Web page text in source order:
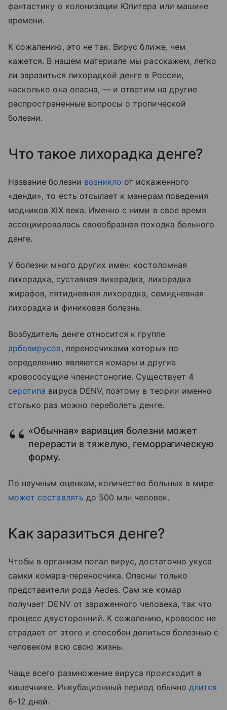
фантастику о колонизации Юпитера или машине
времени.
К сожалению, это не так. Вирус ближе, чем
кажется. В нашем материале мы расскажем, легко
ли заразиться лихорадкой денге в России,
насколько она опасна, — и ответим на другие
распространенные вопросы о тропической
болезни.
Что такое лихорадка денге?
Название болезни возникло от искаженного
«денди‎»‎, то есть отсылает к манерам поведения
модников XIX века. Именно с ними в свое время
ассоциировалась своеобразная походка больного
денге.
У болезни много других имен: костоломная
лихорадка, суставная лихорадка, лихорадка
жирафов, пятидневная лихорадка, семидневная
лихорадка и финиковая болезнь.
Возбудитель денге относится к группе
арбовирусов , переносчиками которых по
определению являются комары и другие
кровососущие членистоногие. Существует 4
серотипа вируса DENV, поэтому в теории именно
столько раз можно переболеть денге.
«‎Обычная»‎ вариация болезни может
перерасти в тяжелую, геморрагическую
форму.
По научным оценкам, количество больных в мире
может составлять до 500 млн человек.
Как заразиться денге?
Чтобы в организм попал вирус, достаточно укуса
самки комара-переносчика. Опасны только
представители рода Aedes. Сам же комар
получает DENV от зараженного человека, так что
процесс двусторонний. К сожалению, кровосос не
страдает от этого и способен делиться болезнью с
человеком всю свою жизнь.
Чаще всего размножение вируса происходит в
кишечнике. Инкубационный период обычно длится
8–12 дней.